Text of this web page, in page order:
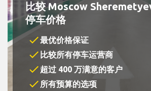
比较 Moscow
停车价格
check最优价格保证
check 比较所有停车运营商
check 超过 400 万满意的客户
check 所有预算的选项